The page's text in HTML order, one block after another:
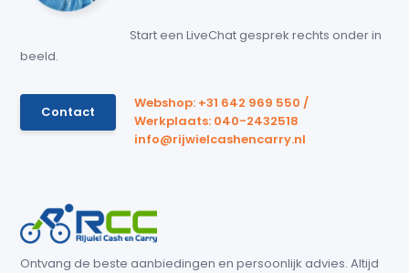
Start een LiveChat gesprek rechts onder in
beeld.
Contact
Webshop: +31 642 969 550 /
Werkplaats: 040-2432518
info@rijwielcashencarry.nl
Ontvang de beste aanbiedingen en persoonlijk advies. Altijd